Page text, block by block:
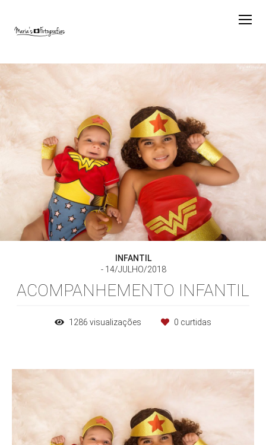
INFANTIL
14/JULHO/2018
ACOMPANHEMENTO INFANTIL
1286 visualizações 0 curtidas